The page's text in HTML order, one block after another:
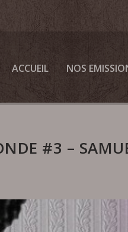
ACCUEIL NOS
#3 –